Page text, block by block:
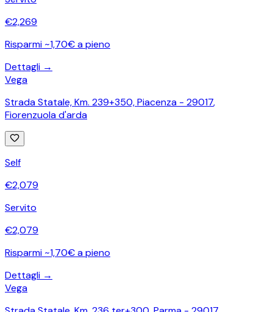
€2,269
Risparmi ~1,70€ a pieno
Dettagli →
Vega
Strada Statale, Km. 239+350, Piacenza - 29017,
Fiorenzuola d'arda
Self
€2,079
Servito
€2,079
Risparmi ~1,70€ a pieno
Dettagli →
Vega